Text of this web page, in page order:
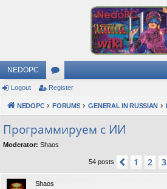
NEDOPC
or
u
s
Logout Register
NEDOPC FORUMS GENERAL IN RUSSIAN
Программируем с ИИ
Moderator: Shaos
54 posts Previous
1 2 3
Shaos